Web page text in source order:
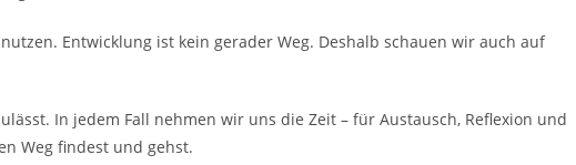
Entwicklung ist kein gerader Weg. Deshalb schauen wir auch auf
In jedem Fall nehmen wir uns die Zeit – für Austausch, Reflexion und
Weg findest und gehst.